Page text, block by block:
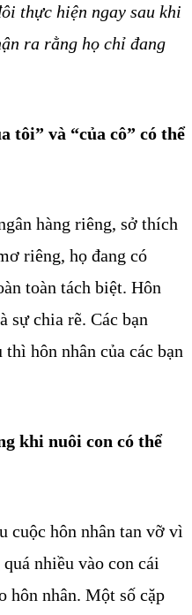
thực hiện ngay sau khi
ra rằng họ chỉ đang
tôi” và “của cô” có thể
hàng riêng, sở thích
riêng, họ đang có
toàn tách biệt. Hôn
sự chia rẽ. Các bạn
hôn nhân của các bạn
khi nuôi con có thể
cuộc hôn nhân tan vỡ vì
nhiều vào con cái
hôn nhân. Một số cặp